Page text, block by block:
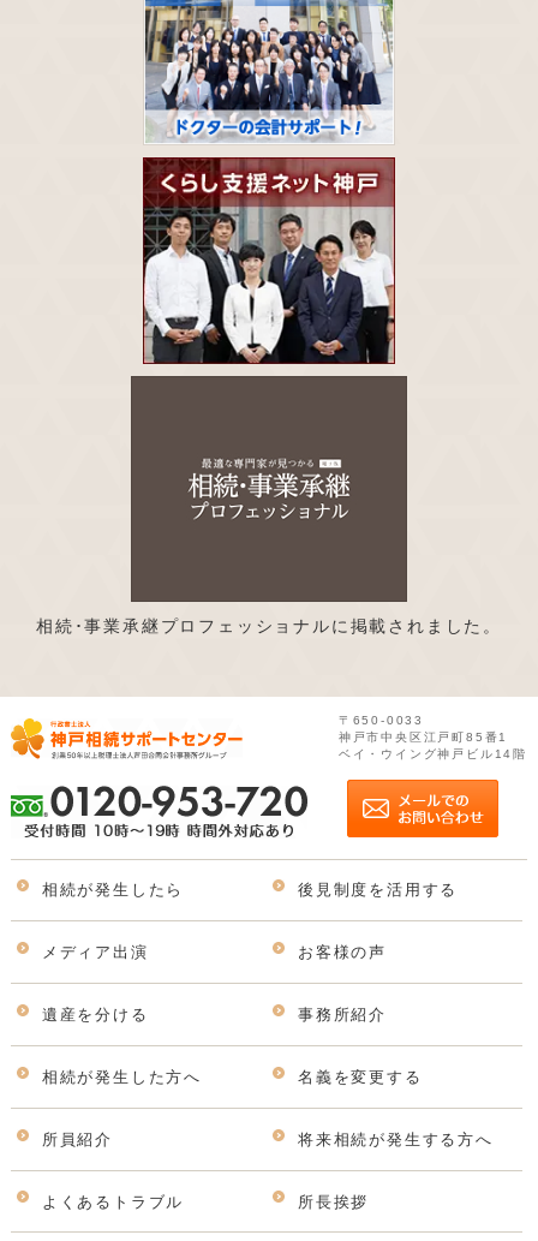
相続･事業承継プロフェッショナルに掲載されました。
〒650-0033
神戸市中央区江戸町85番1
ベイ・ウイング神戸ビル14階
相続が発生したら 後見制度を活用する
メディア出演 お客様の声
遺産を分ける 事務所紹介
相続が発生した方へ 名義を変更する
所員紹介 将来相続が発生する方へ
よくあるトラブル 所長挨拶